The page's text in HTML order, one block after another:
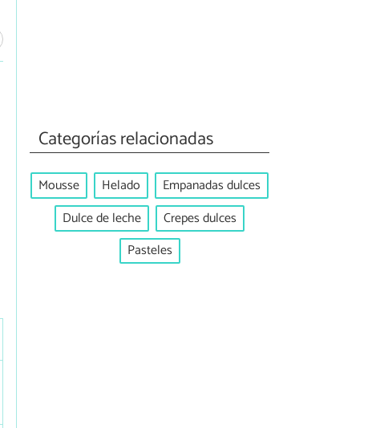
Categorías relacionadas
Mousse Helado
Empanadas dulces
Dulce de leche
Crepes dulces
Pasteles